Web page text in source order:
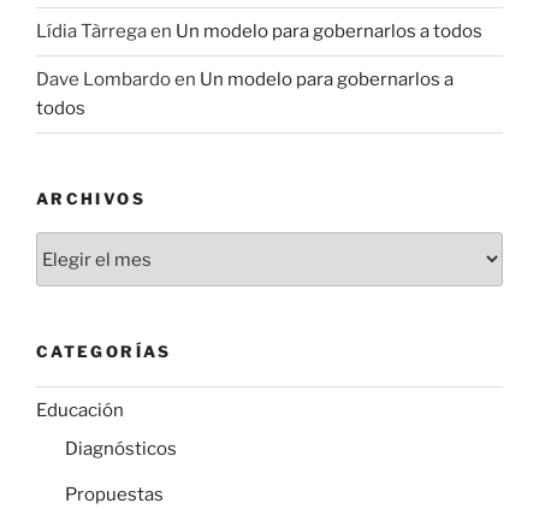
Lídia Tàrregaen Un modelo para gobernarlos a todos
Dave Lombardoen Un modelo para gobernarlos a
todos
ARCHIVOS
CATEGORÍAS
Educación
Diagnósticos
Propuestas